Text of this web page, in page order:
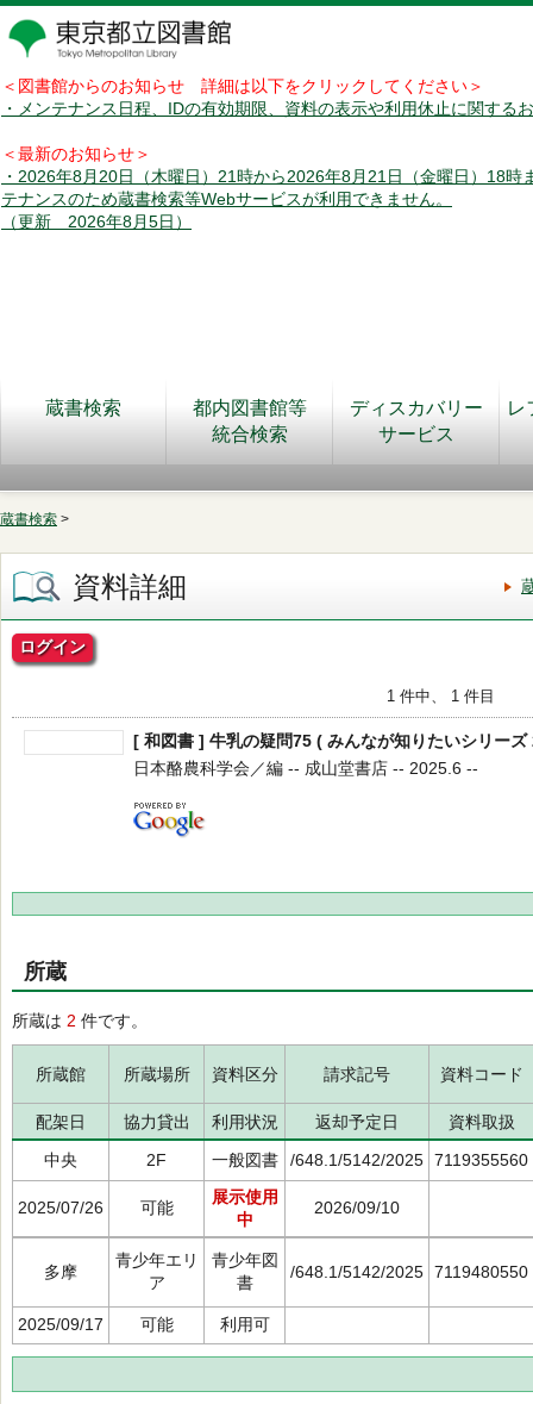
＜図書館からのお知らせ 詳細は以下をクリックしてください＞
・メンテナンス日程、IDの有効期限、資料の表示や利用休止に関する
＜最新のお知らせ＞
・2026年8月20日（木曜日）21時から2026年8月21日（金曜日）18時
テナンスのため蔵書検索等Webサービスが利用できません。
（更新 2026年8月5日）
蔵書検索
都内図書館等
統合検索
ディスカバリー
サービス
レ
蔵書検索 >
資料詳細
ログイン
1 件中、 1 件目
[ 和図書 ] 牛乳の疑問75 ( みんなが知りたいシリーズ
日本酪農科学会／編 -- 成山堂書店 -- 2025.6 --
所蔵
所蔵は 2 件です。
所蔵館 所蔵場所 資料区分 請求記号 資料コード
配架日 協力貸出 利用状況 返却予定日
資料取扱
中央
2F 一般図書 /648.1/5142/2025 7119355560
2025/07/26 可能
展示使用
中
2026/09/10
多摩
青少年エリ
ア
青少年図
書
/648.1/5142/2025 7119480550
2025/09/17 可能 利用可